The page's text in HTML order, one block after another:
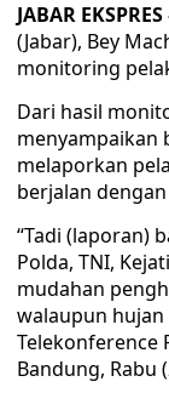
JABAR EKSPRES
(Jabar), Bey
monitoring
Dari hasil
menyampaikan
melaporkan
berjalan dengan
“Tadi (laporan)
Polda, TNI,
mudahan
walaupun hujan
Telekonference
Bandung, Rabu